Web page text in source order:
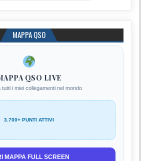
MAPPA QSO
QSO LIVE
tutti i miei collegamenti nel mondo
3.700+ PUNTI ATTIVI
MAPPA FULL SCREEN